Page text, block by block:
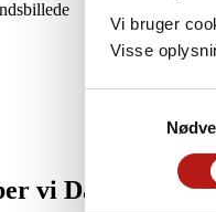
Vi bruger
Visse
vi Danmark